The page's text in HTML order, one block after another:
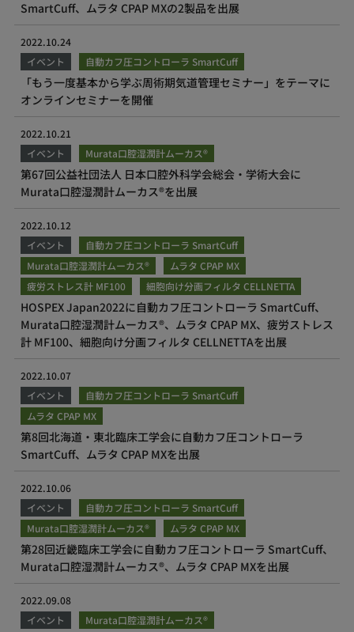
SmartCuff、ムラタ CPAP MXの2製品を出展
2022.10.24
イベント
自動カフ圧コントローラ SmartCuff
「もう一度基本から学ぶ周術期気道管理セミナー」をテーマに
オンラインセミナーを開催
2022.10.21
イベント
Murata口腔湿潤計ムーカス®
第67回公益社団法人 日本口腔外科学会総会・学術大会に
Murata口腔湿潤計ムーカス®を出展
2022.10.12
イベント
自動カフ圧コントローラ SmartCuff
Murata口腔湿潤計ムーカス®
ムラタ CPAP MX
疲労ストレス計 MF100
細胞向け分画フィルタ CELLNETTA
HOSPEX Japan2022に自動カフ圧コントローラ SmartCuff、
Murata口腔湿潤計ムーカス®、ムラタ CPAP MX、疲労ストレス
計 MF100、細胞向け分画フィルタ CELLNETTAを出展
2022.10.07
イベント
自動カフ圧コントローラ SmartCuff
ムラタ CPAP MX
第8回北海道・東北臨床工学会に自動カフ圧コントローラ
SmartCuff、ムラタ CPAP MXを出展
2022.10.06
イベント
自動カフ圧コントローラ SmartCuff
Murata口腔湿潤計ムーカス®
ムラタ CPAP MX
第28回近畿臨床工学会に自動カフ圧コントローラ SmartCuff、
Murata口腔湿潤計ムーカス®、ムラタ CPAP MXを出展
2022.09.08
イベント
Murata口腔湿潤計ムーカス®